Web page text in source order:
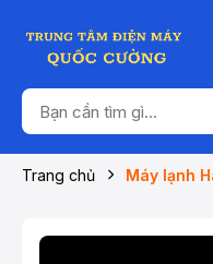
Trang chủ Máy lạnh